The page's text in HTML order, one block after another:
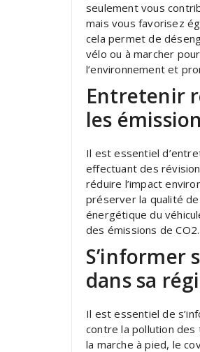
seulement vous
mais vous favorisez
cela permet de
vélo ou à marcher
l’environnement et
Entretenir
les
Il est essentiel
effectuant des
réduire l’impact
préserver la qualité de
énergétique du
des émissions de
S’informer
dans sa
Il est essentiel de
contre la pollution
la marche à pied, le